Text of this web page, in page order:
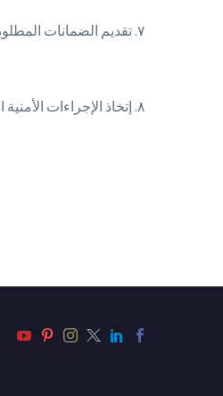
٧. تقديم الضمانات المطلوبة لهيئة الجمارك في حالة الإدخال المؤقت وعدم دفع الجمارك مسبقاً ، إذا كانت شيك أو خطاب ضمان.
٨. إتخاذ الإجراءات الأمنية المعمول بها في جميع المعارض ،فيما يخص إبرة الإطلاق الموجودة بالأسلحة.